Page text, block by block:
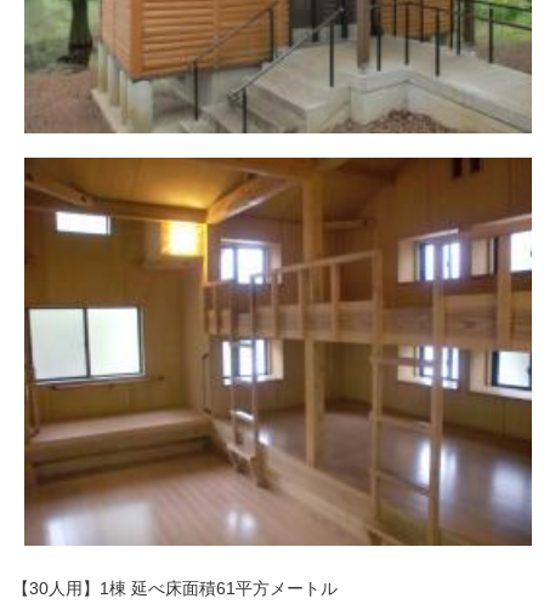
【30人用】1棟 延べ床面積61平方メートル